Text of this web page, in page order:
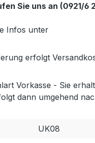
Sie uns an (0921/6
Infos unter
erfolgt
Vorkasse - Sie
dann umgehend
UK08